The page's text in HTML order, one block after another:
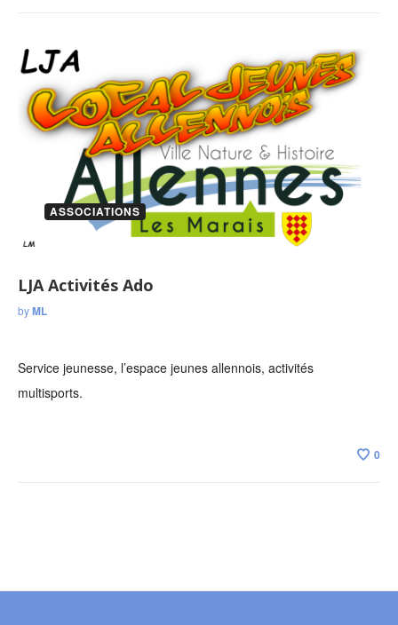
ASSOCIATIONS
LJA Activités Ado
byML
Service jeunesse, l’espace jeunes allennois, activités
multisports.
0